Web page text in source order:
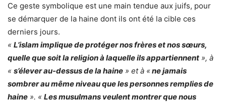
Ce geste symbolique est une main tendue aux juifs, pour
se démarquer de la haine dont ils ont été la cible ces
derniers jours.
« L’islam implique de protéger nos frères et nos sœurs,
quelle que soit la religion à laquelle ils appartiennent », à
« s’élever au-dessus de la haine » et à «ne jamais
sombrer au même niveau que les personnes remplies de
haine ». « Les musulmans veulent montrer que nous